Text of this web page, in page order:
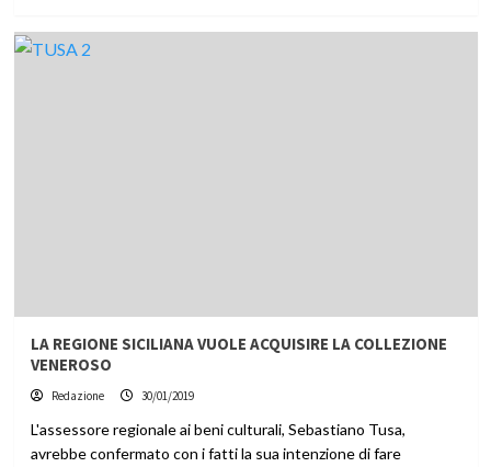
LA REGIONE SICILIANA VUOLE ACQUISIRE LA COLLEZIONE
VENEROSO
Redazione 30/01/2019
L'assessore regionale ai beni culturali, Sebastiano Tusa,
avrebbe confermato con i fatti la sua intenzione di fare